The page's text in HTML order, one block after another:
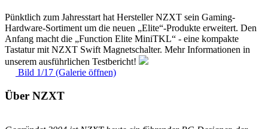
Pünktlich zum Jahresstart hat Hersteller NZXT sein Gaming-
Hardware-Sortiment um die neuen „Elite“-Produkte erweitert. Den
Anfang macht die „Function Elite MiniTKL“ - eine kompakte
Tastatur mit NZXT Swift Magnetschalter. Mehr Informationen in
unserem ausführlichen Testbericht!
Bild 1/17 (Galerie öffnen)
Über NZXT